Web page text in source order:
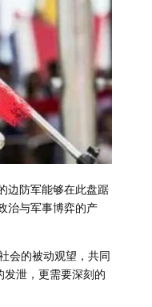
边防军能够在此盘踞
治与军事博弈的产
会的被动观望，共同
发泄，更需要深刻的